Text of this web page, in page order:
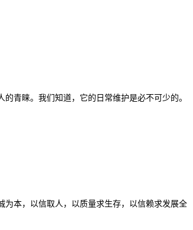
青睐。我们知道，它的日常维护是必不可少的。
本，以信取人，以质量求生存，以信赖求发展全